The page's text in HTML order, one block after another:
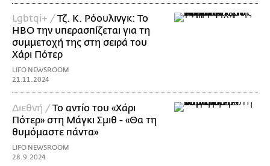
Lgbtqi+ /Τζ. Κ. Ρόουλινγκ: Το
HBO την υπερασπίζεται για τη
συμμετοχή της στη σειρά του
Χάρι Πότερ
LIFO NEWSROOM
21.11.2024
Διεθνή /Το αντίο του «Χάρι
Πότερ» στη Μάγκι Σμιθ - «Θα τη
θυμόμαστε πάντα»
LIFO NEWSROOM
28.9.2024